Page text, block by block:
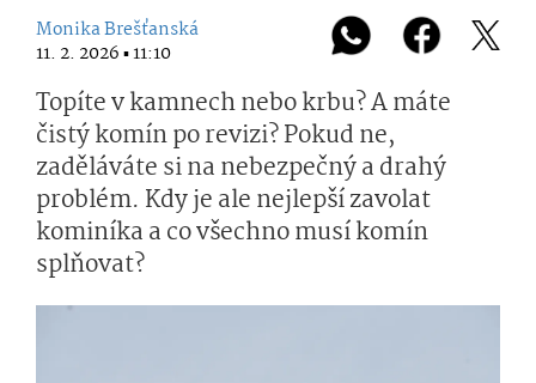
Monika Brešťanská
11. 2. 2026 ▪ 11:10
Topíte v kamnech nebo krbu? A máte
čistý komín po revizi? Pokud ne,
zaděláváte si na nebezpečný a drahý
problém. Kdy je ale nejlepší zavolat
kominíka a co všechno musí komín
splňovat?